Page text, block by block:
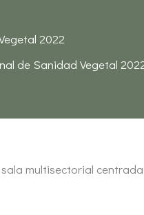
2022
de Sanidad Vegetal
multisectorial